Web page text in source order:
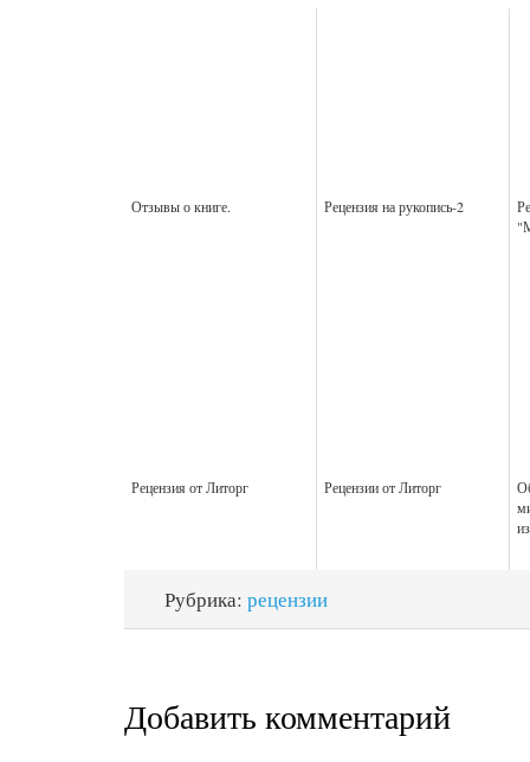
Отзывы о книге. Рецензия на рукопись-2
Рецензия от Литорг Рецензии от Литорг
Рубрика: рецензии
Добавить комментарий